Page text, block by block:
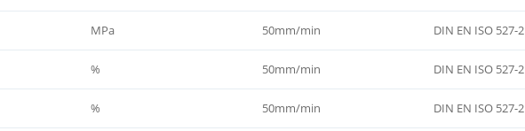
MPa 50mm/min DIN EN ISO 527-2
% 50mm/min DIN EN ISO 527-2
% 50mm/min DIN EN ISO 527-2